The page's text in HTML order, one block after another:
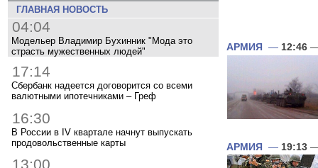
ГЛАВНАЯ НОВОСТЬ
04:04
Модельер Владимир Бухинник "Мода это
страсть мужественных людей"
17:14
Сбербанк надеется договорится со всеми
валютными ипотечниками – Греф
16:30
В России в IV квартале начнут выпускать
продовольственные карты
13:00
АРМИЯ — 12:46 —
АРМИЯ — 19:13 —